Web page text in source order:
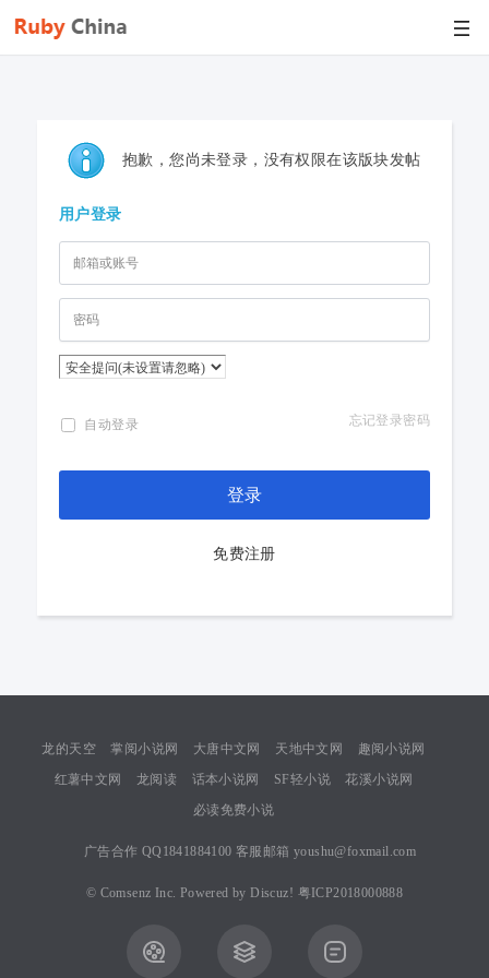
抱歉，您尚未登录，没有权限在该版块发帖
用户登录
自动登录 忘记登录密码
登录
免费注册
龙的天空 掌阅小说网 大唐中文网 天地中文网
趣阅小说网
红薯中文网
龙阅读 话本小说网 SF轻小说
花溪小说网
必读免费小说
广告合作 QQ1841884100 客服邮箱 youshu@foxmail.com
© Comsenz Inc. Powered byDiscuz! 粤ICP2018000888